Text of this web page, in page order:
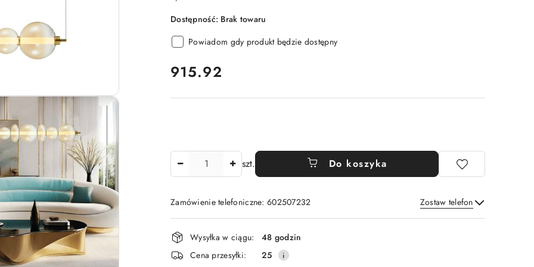
Dostępność: Brak towaru
Powiadom gdy produkt będzie dostępny
cena:
915.92
szt. Do koszyka
Zamówienie telefoniczne: 602507232 Zostaw telefon
Wyślij
Dostępność
i
Wysyłka w ciągu:
48 godzin
Cena przesyłki:
25